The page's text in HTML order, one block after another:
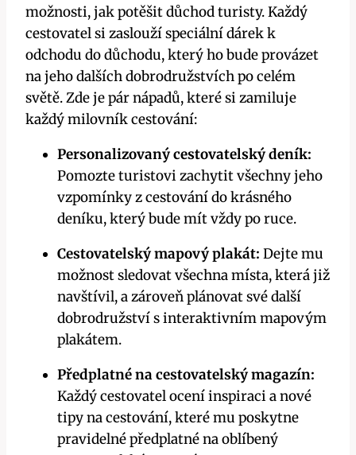
možnosti, jak potěšit důchod turisty. Každý
cestovatel si zaslouží speciální dárek k
odchodu do důchodu, který ho bude provázet
na jeho dalších dobrodružstvích po celém
světě. Zde je pár nápadů, které si zamiluje
každý milovník cestování:
Personalizovaný cestovatelský deník:
Pomozte turistovi zachytit všechny jeho
vzpomínky z cestování do krásného
deníku, který bude mít vždy po ruce.
Cestovatelský mapový plakát: Dejte mu
možnost sledovat všechna místa, která již
navštívil, a zároveň plánovat své další
dobrodružství s interaktivním mapovým
plakátem.
Předplatné na cestovatelský magazín:
Každý cestovatel ocení inspiraci a nové
tipy na cestování, které mu poskytne
pravidelné předplatné na oblíbený